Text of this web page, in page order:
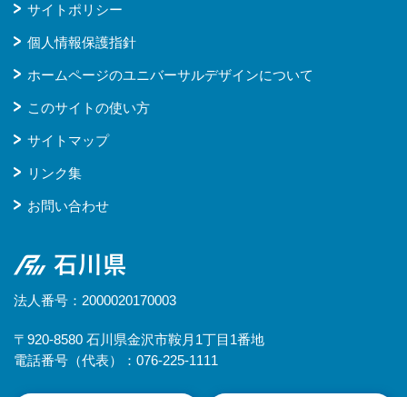
サイトポリシー
個人情報保護指針
ホームページのユニバーサルデザインについて
このサイトの使い方
サイトマップ
リンク集
お問い合わせ
石川県
法人番号：2000020170003
〒920-8580 石川県金沢市鞍月1丁目1番地
電話番号（代表）：076-225-1111